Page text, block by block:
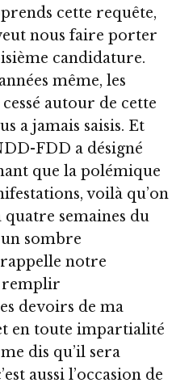
cette requête,
nous faire porter
candidature.
même, les
autour de cette
a jamais saisis. Et
FDD a désigné
que la polémique
voilà qu’on
quatre semaines du
sombre
notre
remplir
devoirs de ma
en toute impartialité
dis qu’il sera
aussi l’occasion de